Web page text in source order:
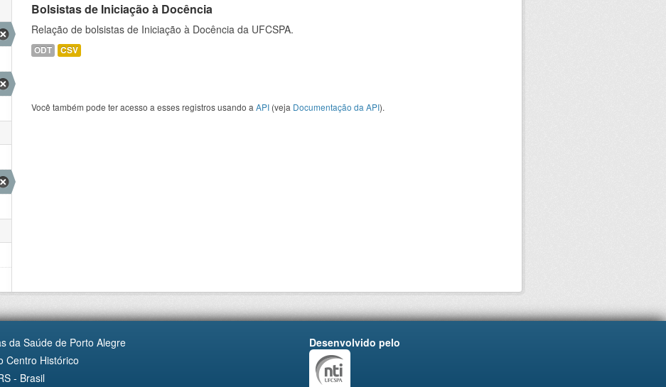
Bolsistas de Iniciação à Docência
Relação de bolsistas de Iniciação à Docência da UFCSPA.
ODT CSV
Você também pode ter acesso a esses registros usando a API (veja Documentação da API).
da Saúde de Porto Alegre
Centro Histórico
- Brasil
Desenvolvido pelo